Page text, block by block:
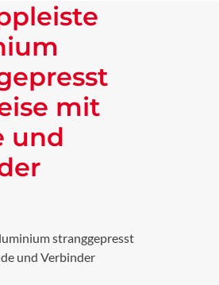
mit
und